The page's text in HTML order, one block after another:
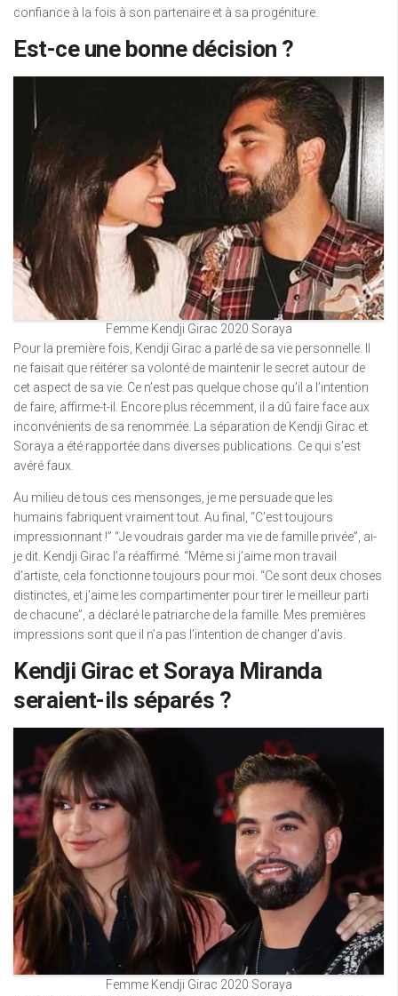
confiance à la fois à son partenaire et à sa progéniture.
Est-ce une bonne décision ?
Femme Kendji Girac 2020 Soraya
Pour la première fois, Kendji Girac a parlé de sa vie personnelle. Il
ne faisait que réitérer sa volonté de maintenir le secret autour de
cet aspect de sa vie. Ce n’est pas quelque chose qu’il a l’intention
de faire, affirme-t-il. Encore plus récemment, il a dû faire face aux
inconvénients de sa renommée. La séparation de Kendji Girac et
Soraya a été rapportée dans diverses publications. Ce qui s’est
avéré faux.
Au milieu de tous ces mensonges, je me persuade que les
humains fabriquent vraiment tout. Au final, “C’est toujours
impressionnant !” “Je voudrais garder ma vie de famille privée”, ai-
je dit. Kendji Girac l’a réaffirmé. “Même si j’aime mon travail
d’artiste, cela fonctionne toujours pour moi. “Ce sont deux choses
distinctes, et j’aime les compartimenter pour tirer le meilleur parti
de chacune”, a déclaré le patriarche de la famille. Mes premières
impressions sont que il n’a pas l’intention de changer d’avis.
Kendji Girac et Soraya Miranda
seraient-ils séparés ?
Femme Kendji Girac 2020 Soraya